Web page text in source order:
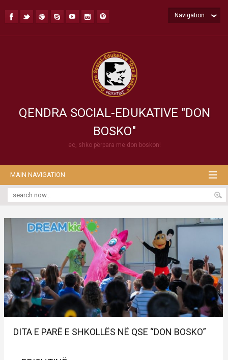
QENDRA SOCIAL-EDUKATIVE "DON
BOSKO"
ec, shko përpara me don boskon!
Navigation
MAIN NAVIGATION
DITA E PARË E SHKOLLËS NË QSE “DON BOSKO”